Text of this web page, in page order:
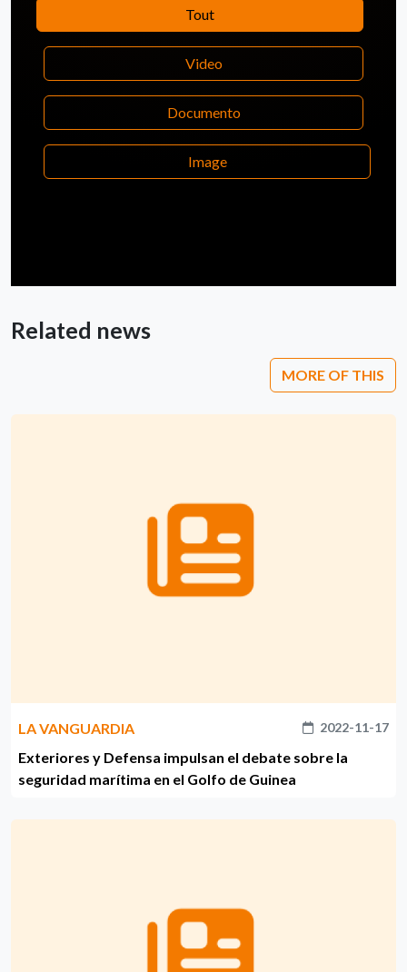
Tout
Video
Documento
Image
Related news
MORE OF THIS
LA VANGUARDIA 2022-11-17
Exteriores y Defensa impulsan el debate sobre la
seguridad marítima en el Golfo de Guinea